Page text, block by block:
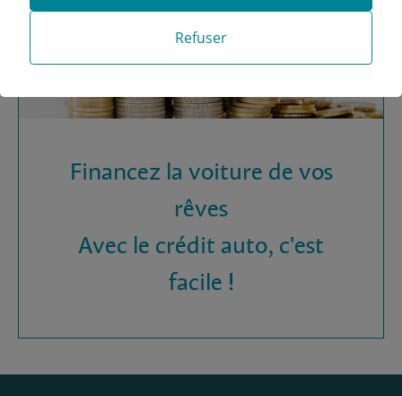
Financez la voiture de vos
rêves
Avec le crédit auto, c'est
facile !
Refuser